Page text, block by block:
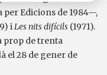
per Edicions de 1984—,
iLes nits difícils (1971).
prop de trenta
el 28 de gener de